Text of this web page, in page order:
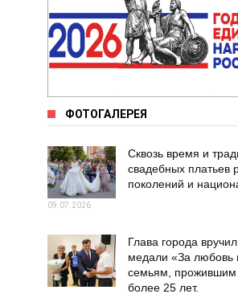
ФОТОГАЛЕРЕЯ
Сквозь время и
свадебных платьев
поколений и
09.07.2026
Глава города
медали «За любовь
семьям, прожившим
более 25 лет.